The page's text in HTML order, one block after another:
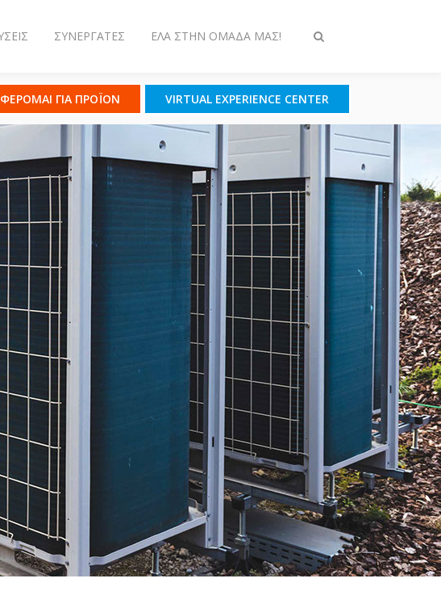
Εναλλαγή
ΣΥΝΕΡΓΆΤΕΣ ΈΛΑ ΣΤΗΝ ΟΜΆΔΑ ΜΑΣ!
ΓΙΑ ΠΡΟΪΟΝ VIRTUAL EXPERIENCE CENTER